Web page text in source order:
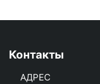
Контакты
АДРЕС